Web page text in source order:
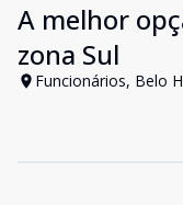
A melhor
zona Sul
Funcionários, Belo